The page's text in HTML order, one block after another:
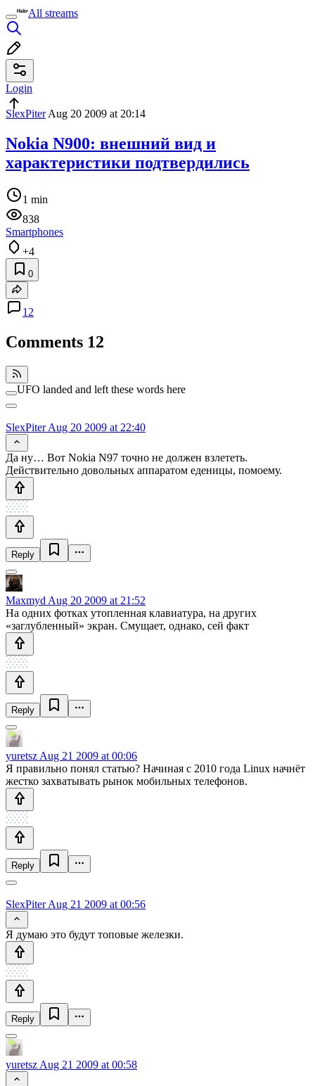
All streams
Login
SlexPiterAug 20 2009 at 20:14
Nokia N900: внешний вид и
характеристики подтвердились
1 min
838
Smartphones
+4
0
12
Comments 12
UFO landed and left these words here
SlexPiterAug 20 2009 at 22:40
Да ну… Вот Nokia N97 точно не должен взлететь.
Действительно довольных аппаратом еденицы, помоему.
Reply
Maxmyd Aug 20 2009 at 21:52
На одних фотках утопленная клавиатура, на других
«заглубленный» экран. Смущает, однако, сей факт
Reply
yuretsz Aug 21 2009 at 00:06
Я правильно понял статью? Начиная с 2010 года Linux начнёт
жестко захватывать рынок мобильных телефонов.
Reply
SlexPiterAug 21 2009 at 00:56
Я думаю это будут топовые железки.
Reply
yuretsz Aug 21 2009 at 00:58